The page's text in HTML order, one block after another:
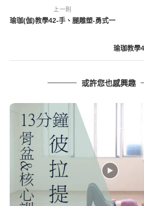
上一則
瑜珈(伽)教學42-手、腿雕塑-勇式一
瑜珈教學
或許您也感興趣